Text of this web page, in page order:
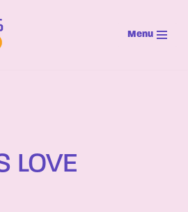
Menu
LOVE